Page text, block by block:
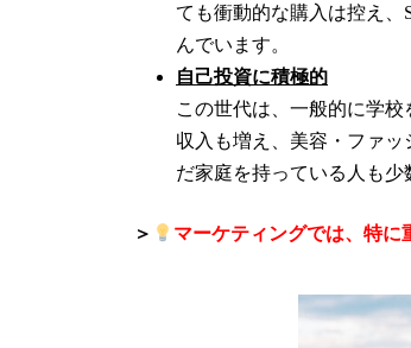
ても衝動的な購入は控え
んでいます。
自己投資に積極的
この世代は、一般的に学
収入も増え、美容・ファ
だ家庭を持っている人も少
＞ マーケティングでは、特に